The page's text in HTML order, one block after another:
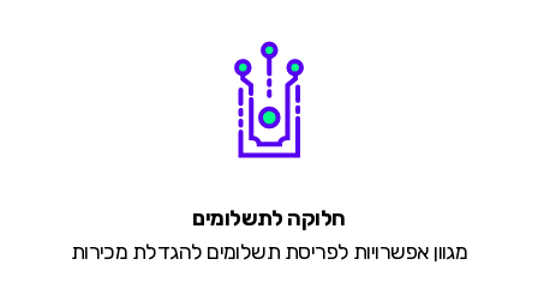
חלוקה לתשלומים
מגוון אפשרויות לפריסת תשלומים להגדלת מכירות